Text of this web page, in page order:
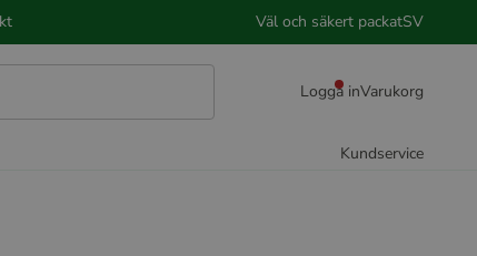
Väl och säkert packatSV
Logga inVarukorg
Kundservice